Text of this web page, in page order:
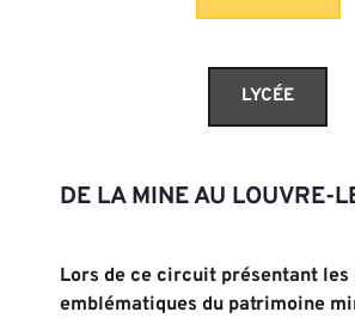
LYCÉE
DE LA MINE AU LOUVRE-
Lors de ce circuit présentant les
emblématiques du patrimoine